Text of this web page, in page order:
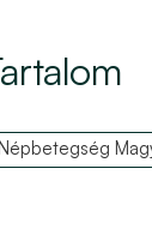
Népbetegség